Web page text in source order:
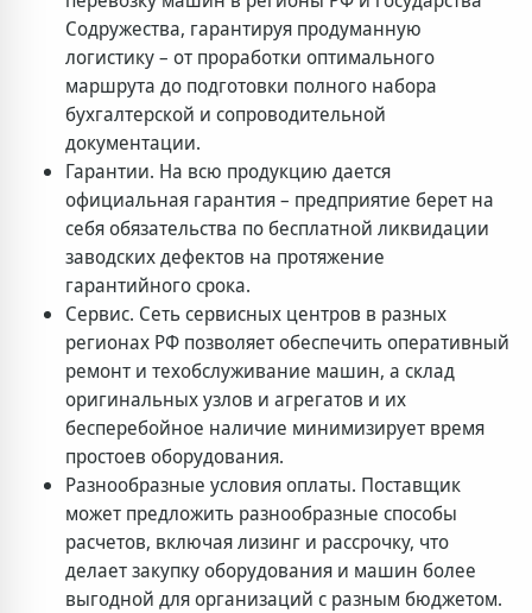
Содружества, гарантируя продуманную
логистику – от проработки оптимального
маршрута до подготовки полного набора
бухгалтерской и сопроводительной
документации.
Гарантии. На всю продукцию дается
официальная гарантия – предприятие берет на
себя обязательства по бесплатной ликвидации
заводских дефектов на протяжение
гарантийного срока.
Сервис. Сеть сервисных центров в разных
регионах РФ позволяет обеспечить оперативный
ремонт и техобслуживание машин, а склад
оригинальных узлов и агрегатов и их
бесперебойное наличие минимизирует время
простоев оборудования.
Разнообразные условия оплаты. Поставщик
может предложить разнообразные способы
расчетов, включая лизинг и рассрочку, что
делает закупку оборудования и машин более
выгодной для организаций с разным бюджетом.